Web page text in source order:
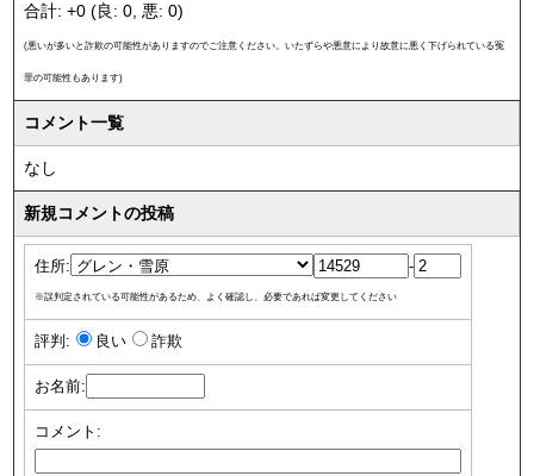
合計: +0 (良: 0, 悪: 0)
(悪いが多いと詐欺の可能性がありますのでご注意ください。いたずらや悪意により故意に悪く下げられている冤
罪の可能性もあります)
コメント一覧
なし
新規コメントの投稿
住所: -
※誤判定されている可能性があるため、よく確認し、必要であれば変更してください
評判: 良い 詐欺
お名前:
コメント: